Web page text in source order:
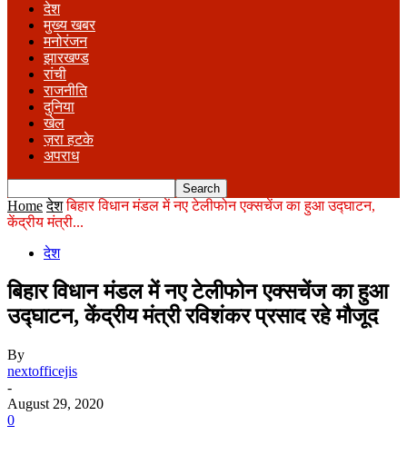
देश
मुख्य खबर
मनोरंजन
झारखण्ड
रांची
राजनीति
दुनिया
खेल
ज़रा हटके
अपराध
Home देश बिहार विधान मंडल में नए टेलीफोन एक्सचेंज का हुआ उद्घाटन,
केंद्रीय मंत्री...
देश
बिहार विधान मंडल में नए टेलीफोन एक्सचेंज का हुआ
उद्घाटन, केंद्रीय मंत्री रविशंकर प्रसाद रहे मौजूद
By
nextofficejis
-
August 29, 2020
0